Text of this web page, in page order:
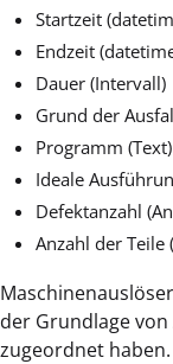
Startzeit
Endzeit
Dauer (Intervall)
Grund der
Programm (Text)
Ideale
Defektanzahl
Anzahl der Teile
der Grundlage
zugeordnet haben.